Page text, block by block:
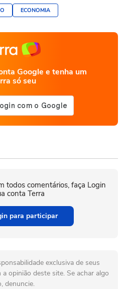
ECONOMIA
Google e tenha um
só seu
todos comentários, faça Login
conta Terra
para participar
exclusiva de seus
opinião deste site. Se achar algo
denuncie.